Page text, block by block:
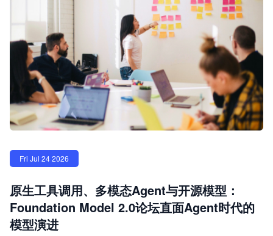
Fri Jul 24 2026
原生工具调用、多模态Agent与开源模型：
Foundation Model 2.0论坛直面Agent时代的
模型演进